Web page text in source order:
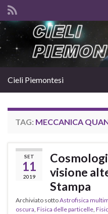
Search for:
Cieli Piemontesi
TAG: MECCANICA
SET
11
2019
visione
Stampa
Archiviato sottoAstrofisica
oscura, Fisica delle particelle,